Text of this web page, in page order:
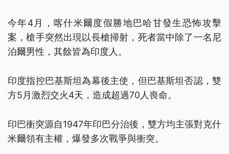
今年4月，喀什米爾度假勝地巴哈甘發生恐怖攻擊
案，槍手突然出現以長槍掃射，死者當中除了一名尼
泊爾男性，其餘皆為印度人。
印度指控巴基斯坦為幕後主使，但巴基斯坦否認，雙
方5月激烈交火4天，造成超過70人喪命。
印巴衝突源自1947年印巴分治後，雙方均主張對克什
米爾領有主權，爆發多次戰爭與衝突。